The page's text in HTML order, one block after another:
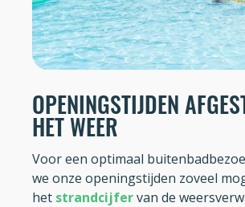
OPENINGSTIJDEN
HET WEER
Voor een optimaal
we onze openingstijden zoveel
het strandcijfervan de